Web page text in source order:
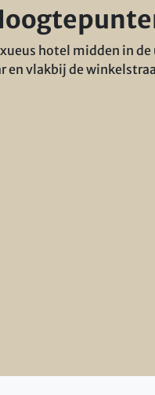
hotel midden in
en vlakbij de